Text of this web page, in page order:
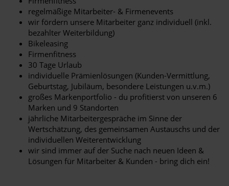
regelmäßige Mitarbeiter- & Firmenevents
wir fördern unsere Mitarbeiter ganz individuell (inkl.
bezahlter Weiterbildung)
Bikeleasing
Firmenfitness
30 Tage Urlaub
individuelle Prämienlösungen (Kunden-Vermittlung,
Geburtstag, Jubiläum, besondere Leistungen u.v.m.)
großes Markenportfolio - du profitierst von unseren 6
Marken und 9 Standorten
jährliche Mitarbeitergespräche im Sinne der
Wertschätzung, des gemeinsamen Austauschs und der
individuellen Weiterentwicklung
wir sind immer auf der Suche nach neuen Ideen &
Lösungen für Mitarbeiter & Kunden - bring dich ein!